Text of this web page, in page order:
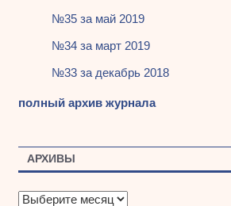
№35 за май 2019
№34 за март 2019
№33 за декабрь 2018
полный архив журнала
АРХИВЫ
А